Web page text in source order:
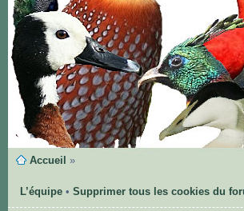
Accueil »
L’équipe• Supprimer tous les cookies du